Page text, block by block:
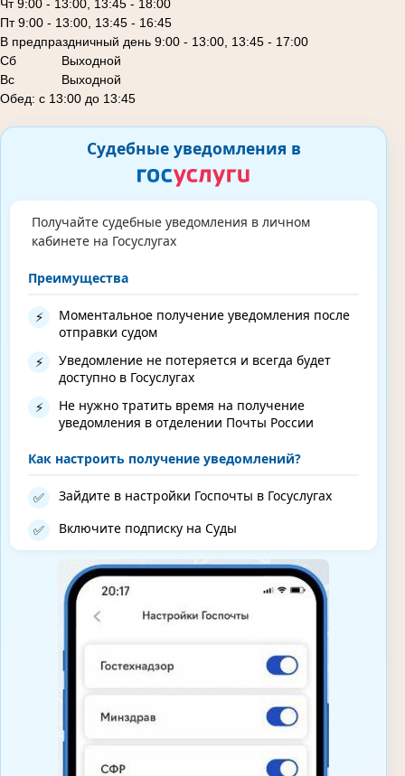
Чт 9:00 - 13:00, 13:45 - 18:00
Пт 9:00 - 13:00, 13:45 - 16:45
В предпраздничный день 9:00 - 13:00, 13:45 - 17:00
Сб
Выходной
Вс Выходной
Обед: с 13:00 до 13:45
Судебные уведомления в
Получайте судебные уведомления в личном
кабинете на Госуслугах
Преимущества
⚡
Моментальное получение уведомления после
отправки судом
⚡
Уведомление не потеряется и всегда будет
доступно в Госуслугах
⚡
Не нужно тратить время на получение
уведомления в отделении Почты России
Как настроить получение уведомлений?
✅ Зайдите в настройки Госпочты в Госуслугах
✅ Включите подписку на Суды